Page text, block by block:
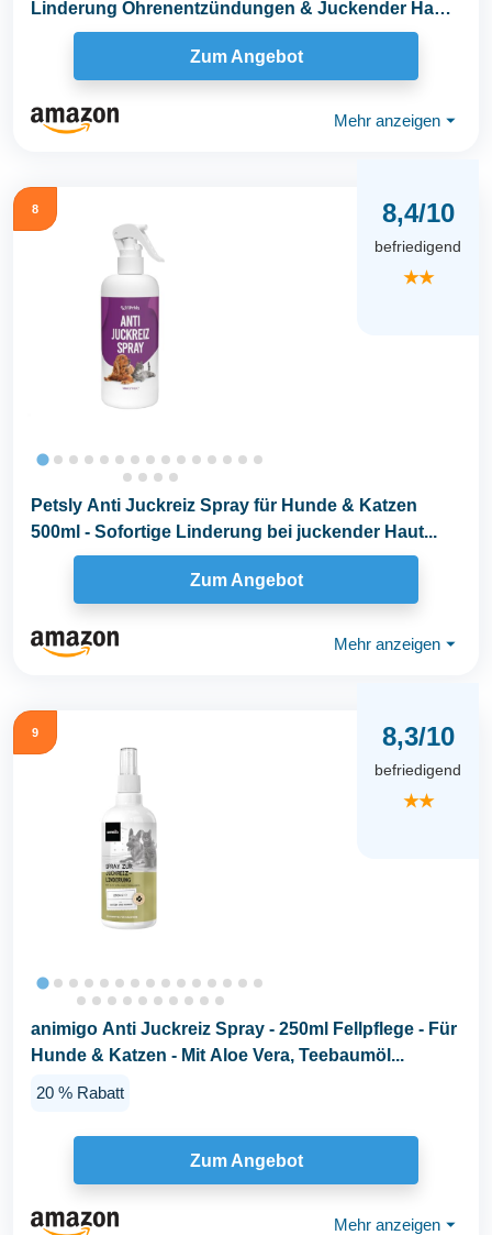
Linderung Ohrenentzündungen & Juckender Haut -
Stoppt...
Zum Angebot
Mehr anzeigen ⏷
8 8,4/10
befriedigend
★★
Petsly Anti Juckreiz Spray für Hunde & Katzen
500ml - Sofortige Linderung bei juckender Haut...
Zum Angebot
Mehr anzeigen ⏷
9 8,3/10
befriedigend
★★
animigo Anti Juckreiz Spray - 250ml Fellpflege - Für
Hunde & Katzen - Mit Aloe Vera, Teebaumöl...
20 % Rabatt
Zum Angebot
Mehr anzeigen ⏷